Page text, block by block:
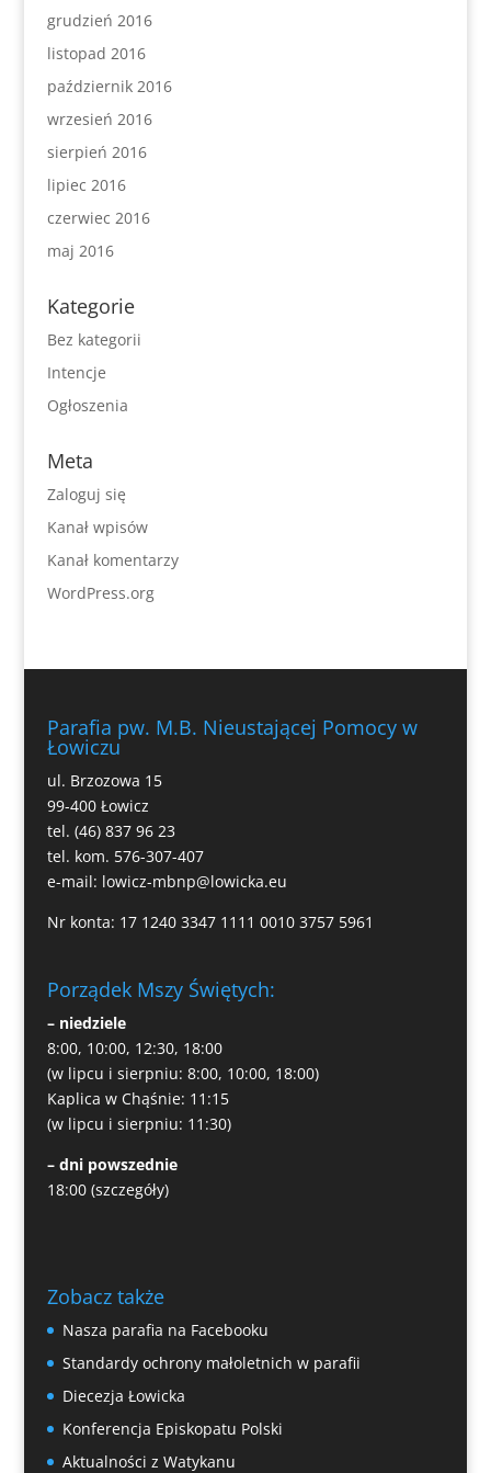
grudzień 2016
listopad 2016
październik 2016
wrzesień 2016
sierpień 2016
lipiec 2016
czerwiec 2016
maj 2016
Kategorie
Bez kategorii
Intencje
Ogłoszenia
Meta
Zaloguj się
Kanał wpisów
Kanał komentarzy
WordPress.org
Parafia pw. M.B. Nieustającej Pomocy w
Łowiczu
ul. Brzozowa 15
99-400 Łowicz
tel. (46) 837 96 23
tel. kom. 576-307-407
e-mail: lowicz-mbnp@lowicka.eu
Nr konta: 17 1240 3347 1111 0010 3757 5961
Porządek Mszy Świętych:
– niedziele
8:00, 10:00, 12:30, 18:00
(w lipcu i sierpniu: 8:00, 10:00, 18:00)
Kaplica w Chąśnie: 11:15
(w lipcu i sierpniu: 11:30)
– dni powszednie
18:00 (szczegóły)
Zobacz także
Nasza parafia na Facebooku
Standardy ochrony małoletnich w parafii
Diecezja Łowicka
Konferencja Episkopatu Polski
Aktualności z Watykanu